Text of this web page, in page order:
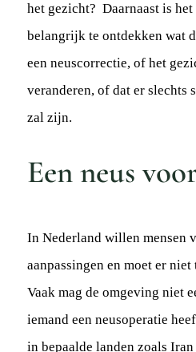
het gezicht? Daarnaast is
belangrijk te ontdekken wat
een neuscorrectie, of het
veranderen, of dat er slechts
zal zijn.
Een neus
In Nederland willen mensen
aanpassingen en moet er
Vaak mag de omgeving niet
iemand een neusoperatie
in bepaalde landen zoals